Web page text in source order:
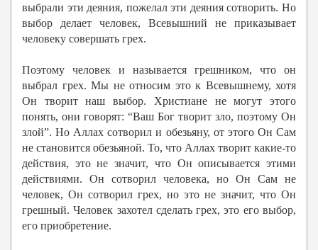
выбрали эти деяния, пожелал эти деяния сотворить. Но
выбор делает человек, Всевышний не приказывает
человеку совершать грех.
Поэтому человек и называется грешником, что он
выбрал грех. Мы не относим это к Всевышнему, хотя
Он творит наш выбор. Христиане не могут этого
понять, они говорят: “Ваш Бог творит зло, поэтому Он
злой”. Но Аллах сотворил и обезьяну, от этого Он Сам
не становится обезьяной. То, что Аллах творит какие-то
действия, это не значит, что Он описывается этими
действиями. Он сотворил человека, но Он Сам не
человек, Он сотворил грех, но это не значит, что Он
грешный. Человек захотел сделать грех, это его выбор,
его приобретение.